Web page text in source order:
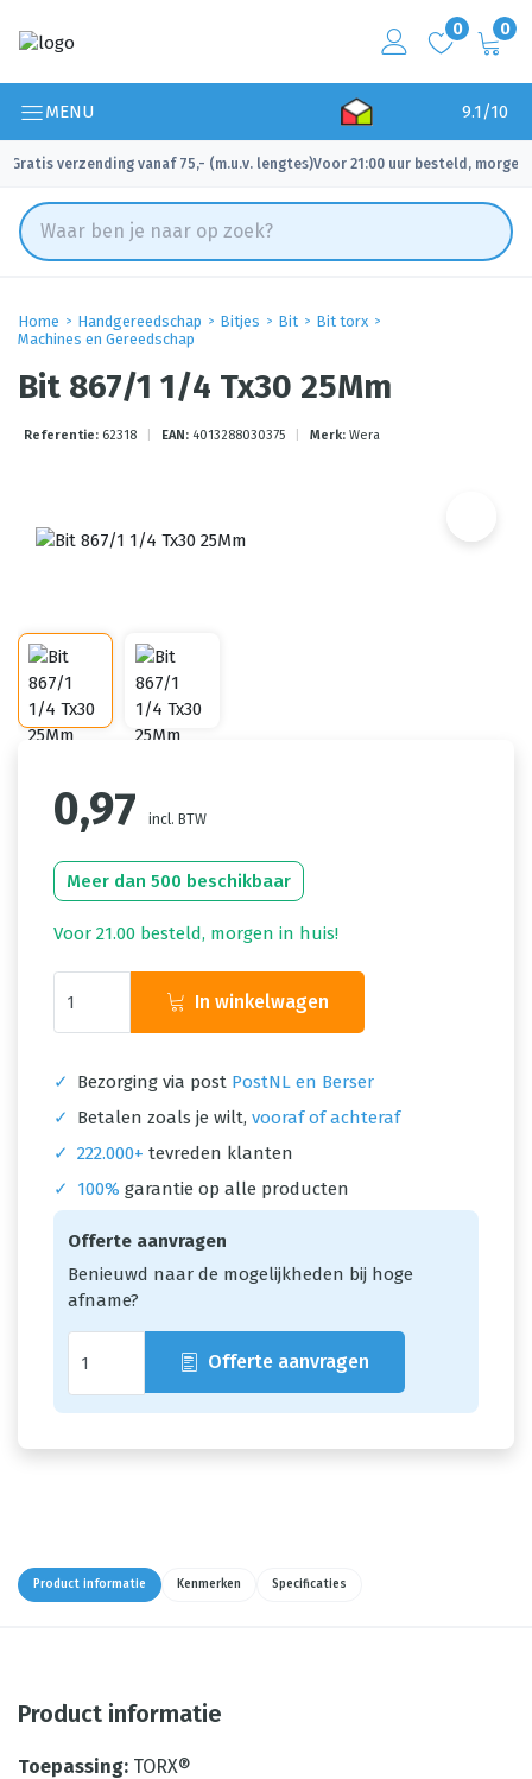
0 0
MENU 9.1/10
Gratis verzending vanaf 75,- (m.u.v. lengtes)
✓ Voor 21:00 uur besteld, morgen
Home Handgereedschap Bitjes Bit
Bit torx
Machines en Gereedschap
Bit 867/1 1/4 Tx30 25Mm
Referentie: 62318 EAN: 4013288030375 Merk: Wera
0,97 incl. BTW
Meer dan 500 beschikbaar
Voor 21.00 besteld, morgen in huis!
In winkelwagen
✓ Bezorging via post PostNL en Berser
✓
Betalen zoals je wilt, vooraf of achteraf
✓ 222.000+ tevreden klanten
✓
100% garantie op alle producten
Offerte aanvragen
Benieuwd naar de mogelijkheden bij hoge
afname?
Offerte aanvragen
Product informatie Kenmerken Specificaties
Product informatie
Toepassing: TORX®